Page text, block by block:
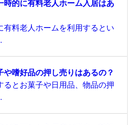
時的に有料老人ホーム入居はあ
有料老人ホームを利用するとい
や嗜好品の押し売りはあるの？
るとお菓子や日用品、物品の押